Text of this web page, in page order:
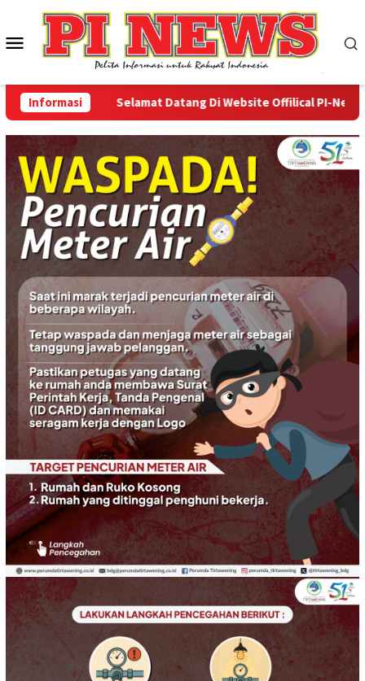
konten
Menu
Mobile
Informasi Selamat Datang Di Website Offilical PI-News